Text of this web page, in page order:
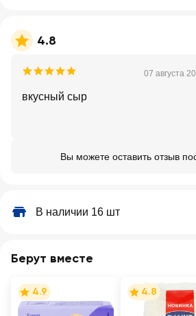
4.8
07 августа
вкусный сыр
Вы можете оставить отзыв
В наличии 16 шт
Берут вместе
4.9 4.8